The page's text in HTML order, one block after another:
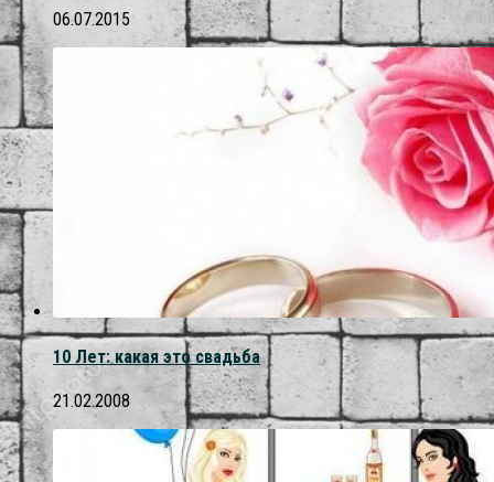
06.07.2015
10 Лет: какая это свадьба
21.02.2008